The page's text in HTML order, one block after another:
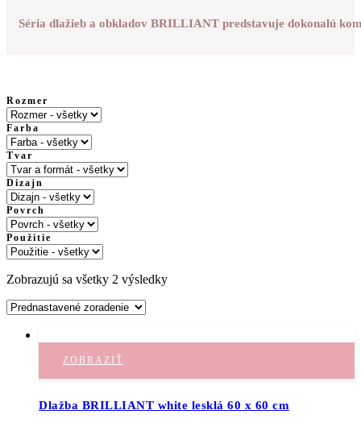
Séria dlažieb a obkladov BRILLIANT predstavuje dokonalú
Zobrazujú sa všetky 2 výsledky
ZOBRAZIŤ
Dlažba BRILLIANT white lesklá 60 x 60 cm
Rozmer
Farba
Tvar
Dizajn
Povrch
Použitie